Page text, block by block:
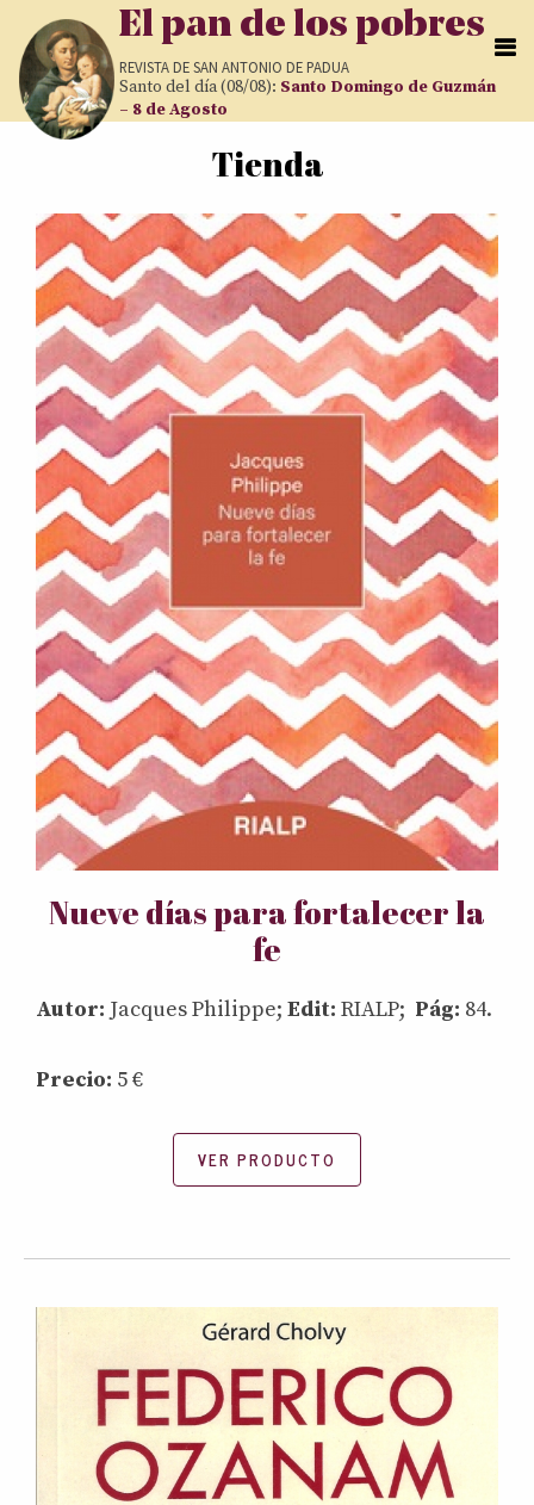
Pasar al contenido principal
El pan de los pobres
REVISTA DESAN ANTONIO DE PADUA
Santo del día (08/08): Santo Domingo de Guzmán
– 8 de Agosto
Tienda
Nueve días para fortalecer la
fe
Autor: Jacques Philippe; Edit: RIALP; Pág: 84.
Precio: 5 €
VER PRODUCTO
Páginas